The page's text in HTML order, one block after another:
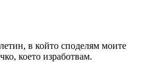
в който споделям моите
което изработвам.